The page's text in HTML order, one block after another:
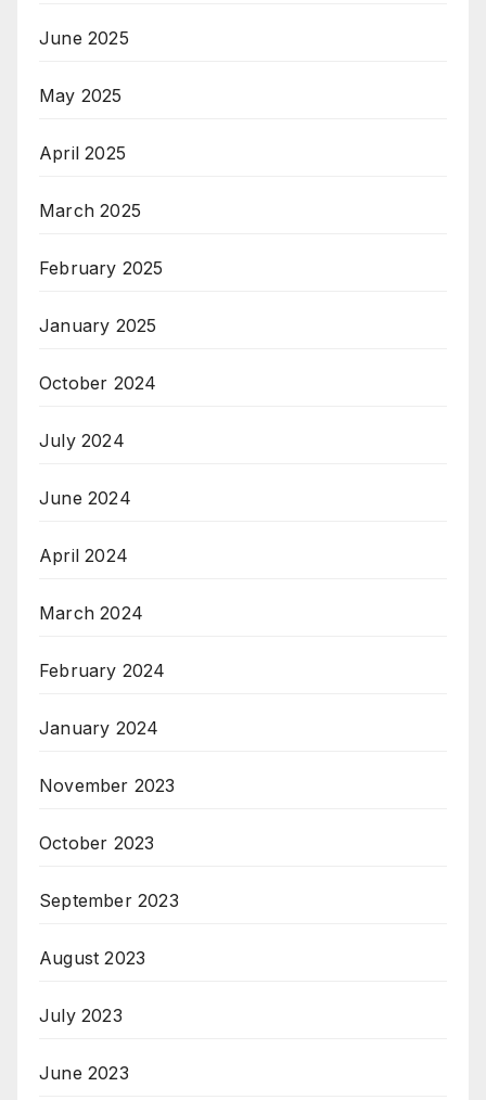
June 2025
May 2025
April 2025
March 2025
February 2025
January 2025
October 2024
July 2024
June 2024
April 2024
March 2024
February 2024
January 2024
November 2023
October 2023
September 2023
August 2023
July 2023
June 2023